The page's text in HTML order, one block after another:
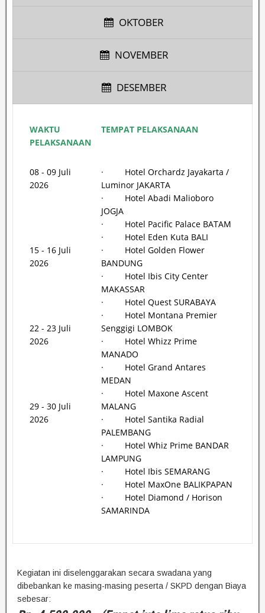
OKTOBER
NOVEMBER
DESEMBER
WAKTU
PELAKSANAAN
TEMPAT PELAKSANAAN
08 - 09 Juli
2026
15 - 16 Juli
2026
22 - 23 Juli
2026
29 - 30 Juli
2026
· Hotel Orchardz Jayakarta /
Luminor JAKARTA
· Hotel Abadi Malioboro
JOGJA
· Hotel Pacific Palace BATAM
· Hotel Eden Kuta BALI
· Hotel Golden Flower
BANDUNG
· Hotel Ibis City Center
MAKASSAR
· Hotel Quest SURABAYA
· Hotel Montana Premier
Senggigi LOMBOK
· Hotel Whizz Prime
MANADO
· Hotel Grand Antares
MEDAN
· Hotel Maxone Ascent
MALANG
· Hotel Santika Radial
PALEMBANG
· Hotel Whiz Prime BANDAR
LAMPUNG
· Hotel Ibis SEMARANG
· Hotel MaxOne BALIKPAPAN
· Hotel Diamond / Horison
SAMARINDA
Kegiatan ini diselenggarakan secara swadana yang
dibebankan ke masing-masing peserta / SKPD dengan Biaya
sebesar: